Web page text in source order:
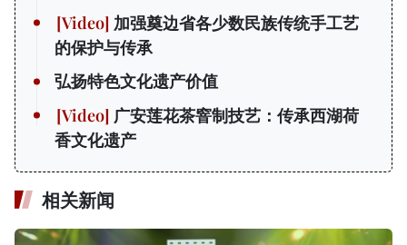
加强奠边省各少数民族传统手工艺
的保护与传承
弘扬特色文化遗产价值
广安莲花茶窨制技艺：传承西湖荷
香文化遗产
相关新闻